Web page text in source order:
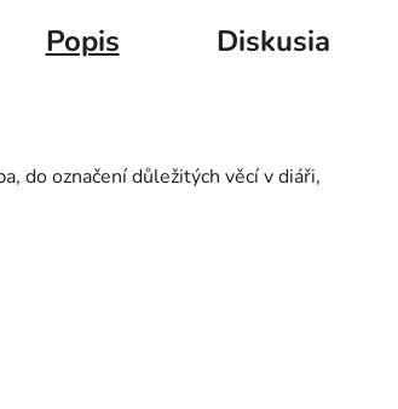
Popis Diskusia
do označení důležitých věcí v diáři,